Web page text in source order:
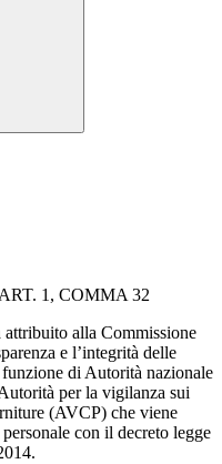
1, COMMA 32
alla Commissione
e l’integrità delle
di Autorità nazionale
per la vigilanza sui
(AVCP) che viene
con il decreto legge